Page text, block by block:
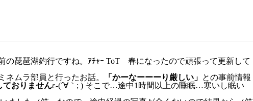
の琵琶湖釣行ですね。ｱﾁｬｰ ToT 春になったので頑張って更新して
ネムラ部員と行ったお話。
「かーなーーーり厳しい」 との事前情報
ておりませんε-(´∀｀; ) そこで…途中1時間以上の睡眠…寒いし眠い